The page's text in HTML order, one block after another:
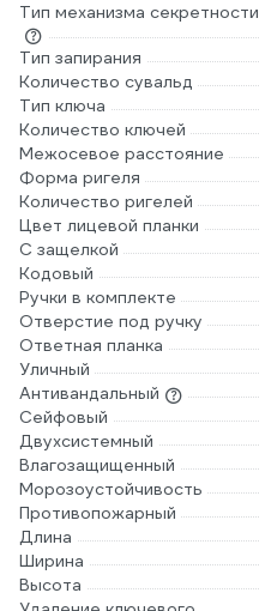
Тип механизма секретности
Тип запирания
Количество сувальд
Тип ключа
Количество ключей
Межосевое расстояние
Форма ригеля
Количество ригелей
Цвет лицевой планки
С защелкой
Кодовый
Ручки в комплекте
Отверстие под ручку
Ответная планка
Уличный
Антивандальный
Сейфовый
Двухсистемный
Влагозащищенный
Морозоустойчивость
Противопожарный
Длина
Ширина
Высота